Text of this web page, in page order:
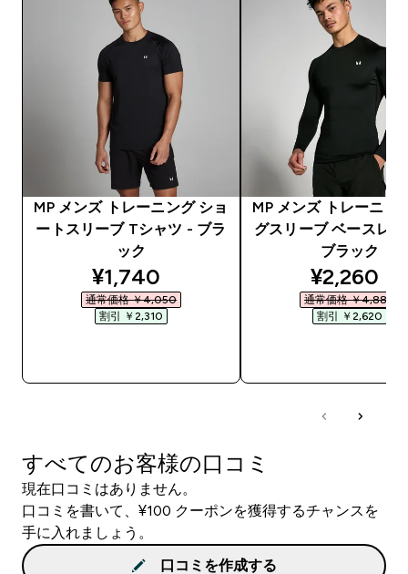
MP メンズ トレーニング ショ
ートスリーブ Tシャツ - ブラ
ック
discounted price
¥1,740‎
通常価格 ￥4,050‎
割引 ￥2,310‎
MP メンズ トレーニン
グスリーブ ベースレ
ブラック
¥2,260‎
通常価格 ￥4,880‎
割引 ￥2,620‎
すべてのお客様の口コミ
現在口コミはありません。
口コミを書いて、¥100 クーポンを獲得するチャンスを
手に入れましょう。
口コミを作成する